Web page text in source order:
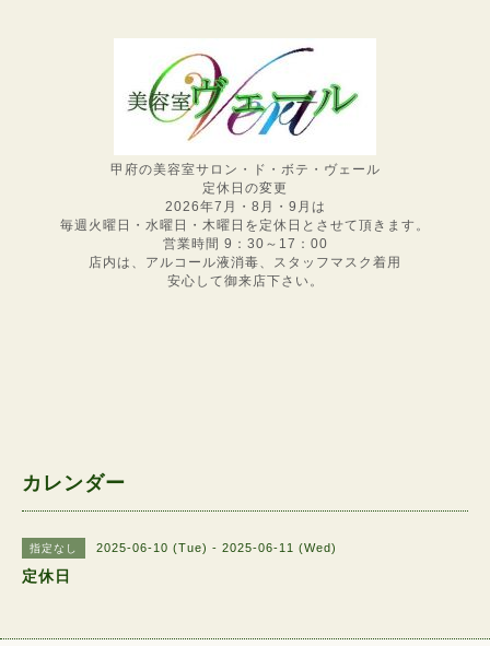
甲府の美容室サロン・ド・ボテ・ヴェール
定休日の変更
2026年7月・8月・9月は
毎週火曜日・水曜日・木曜日を定休日とさせて頂きます。
営業時間 9：30～17：00
店内は、アルコール液消毒、スタッフマスク着用
安心して御来店下さい。
カレンダー
指定なし 2025-06-10 (Tue) - 2025-06-11 (Wed)
定休日